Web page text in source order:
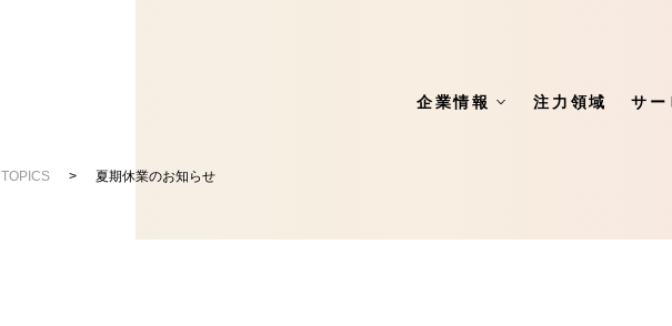
企業情報 注力領域 サー
TOPICS 夏期休業のお知らせ